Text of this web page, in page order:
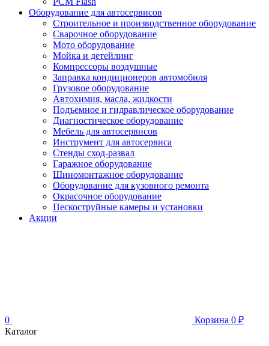
Оборудование для автосервисов
Строительное и производственное оборудование
Сварочное оборудование
Мото оборудование
Мойка и детейлинг
Компрессоры воздушные
Заправка кондиционеров автомобиля
Грузовое оборудование
Автохимия, масла, жидкости
Подъемное и гидравлическое оборудование
Диагностическое оборудование
Мебель для автосервисов
Инструмент для автосервиса
Стенды сход-развал
Гаражное оборудование
Шиномонтажное оборудование
Оборудование для кузовного ремонта
Окрасочное оборудование
Пескоструйные камеры и установки
Акции
0 Корзина 0 ₽
Каталог